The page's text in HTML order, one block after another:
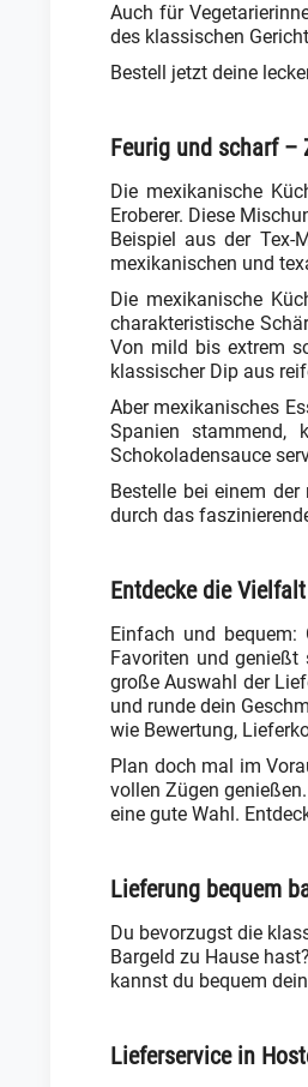
Auch für
des klassischen
Bestell jetzt deine
Feurig und scharf –
Die mexikanische
Eroberer. Diese
Beispiel aus der Tex-
mexikanischen und
Die mexikanische
charakteristische
Von mild bis extrem
klassischer Dip aus
Aber mexikanisches
Spanien
Schokoladensauce
Bestelle bei einem
durch das
Entdecke die
Einfach und bequem:
Favoriten und
große Auswahl der
und runde dein
wie Bewertung,
Plan doch mal im
vollen Zügen
eine gute Wahl.
Lieferung bequem
Du bevorzugst die
Bargeld zu Hause
kannst du bequem
Lieferservice in